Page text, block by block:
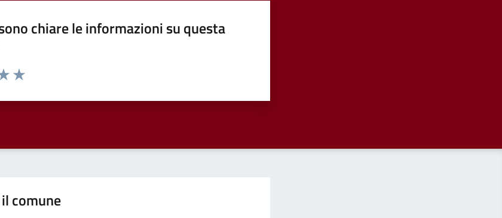
chiare le informazioni su questa
la pagina
comune